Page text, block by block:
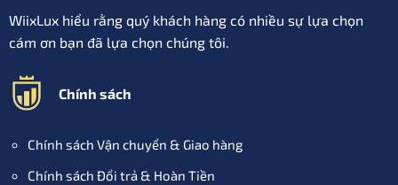
WiixLux hiểu rằng quý khách hàng có nhiều sự lựa chọn
cám ơn bạn đã lựa chọn chúng tôi.
Chính sách
Chính sách Vận chuyển & Giao hàng
Chính sách Đổi trả & Hoàn Tiền